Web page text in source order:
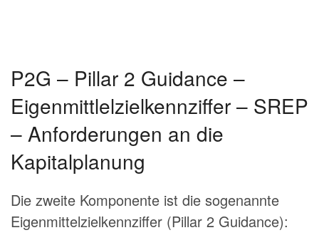
P2G – Pillar 2 Guidance –
Eigenmittlelzielkennziffer – SREP
– Anforderungen an die
Kapitalplanung
Die zweite Komponente ist die sogenannte
Eigenmittelzielkennziffer (Pillar 2 Guidance):